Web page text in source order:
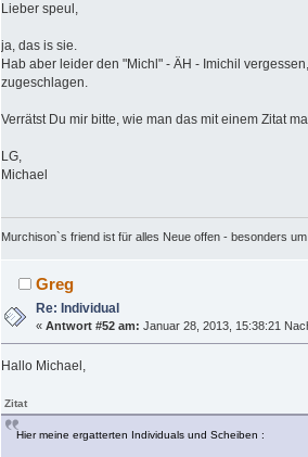
Lieber speul,
ja, das is sie.
Hab aber leider den "Michl" - ÄH - Imichil
zugeschlagen.
Verrätst Du mir bitte, wie man das mit einem Zitat
LG,
Michael
Murchison`s friend ist für alles Neue offen - besonders
Greg
Re: Individual
«Antwort #52 am: Januar 28, 2013, 15:38:21
Hallo Michael,
Zitat
Hier meine ergatterten Individuals und Scheiben :